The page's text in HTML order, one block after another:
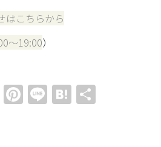
はこちらから
～19:00）
Twitter
Pinterest
LineHatena